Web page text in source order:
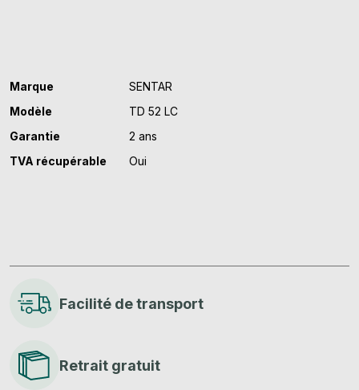
Marque
SENTAR
Modèle
TD 52 LC
Garantie
2 ans
TVA récupérable
Oui
Facilité de transport
Retrait gratuit